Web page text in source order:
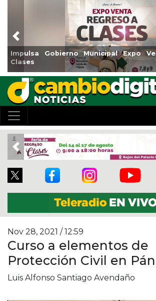
Gobierno Municipal Expo Venta
Previous
Previous
Nov 28, 2021 / 12:59
Curso a elementos de
Protección Civil en
Luis Alfonso Santiago Avendaño